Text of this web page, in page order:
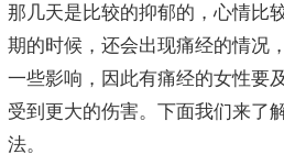
那几天是比较的抑郁的，心情比
期的时候，还会出现痛经的情况
一些影响，因此有痛经的女性要
受到更大的伤害。下面我们来了
法。